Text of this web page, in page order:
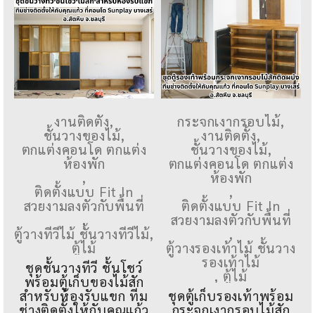
งานติดตั้ง,
ชั้นวางของไม้,
ตกแต่งคอนโด ตกแต่ง
ห้องพัก
,
ติดตั้งแบบ Fit In
สวยงามลงตัวกับพื้นที่
,
ตู้วางทีวีไม้ ชั้นวางทีวีไม้,
ตู้ไม้
ชุดชั้นวางทีวี ชั้นโชว์
พร้อมตู้เก็บของไม้สัก
สำหรับห้องรับแขก ทีม
ช่างติดตั้งให้กับคุณแก้ว
กระจกเงากรอบไม้,
งานติดตั้ง,
ชั้นวางของไม้,
ตกแต่งคอนโด ตกแต่ง
ห้องพัก
,
ติดตั้งแบบ Fit In
สวยงามลงตัวกับพื้นที่
,
ตู้วางรองเท้าไม้ ชั้นวาง
รองเท้าไม้
, ตู้ไม้
ชุดตู้เก็บรองเท้าพร้อม
กระจกเงากรอบไม้สัก